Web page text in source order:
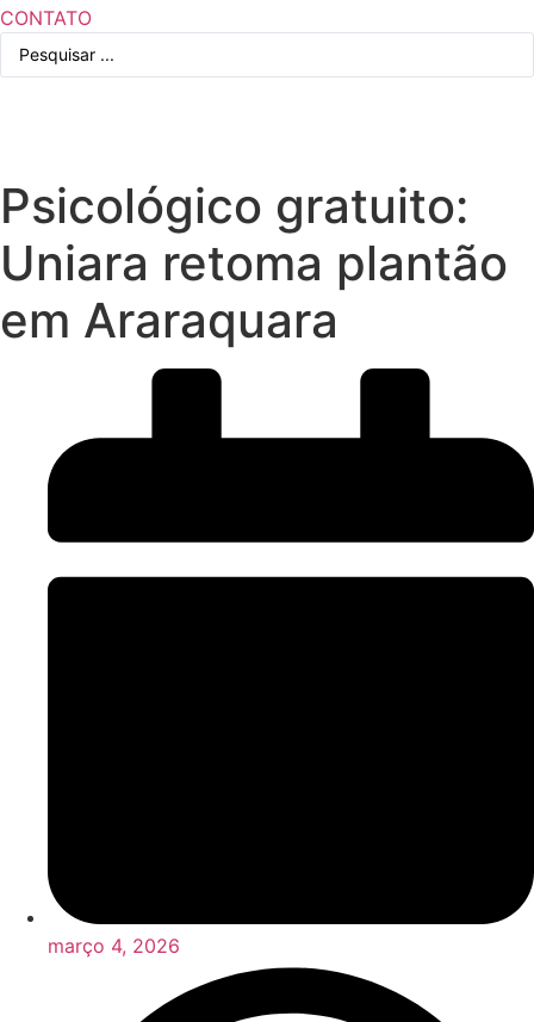
CONTATO
Pesquisar
Psicológico gratuito:
Uniara retoma plantão
em Araraquara
março 4, 2026